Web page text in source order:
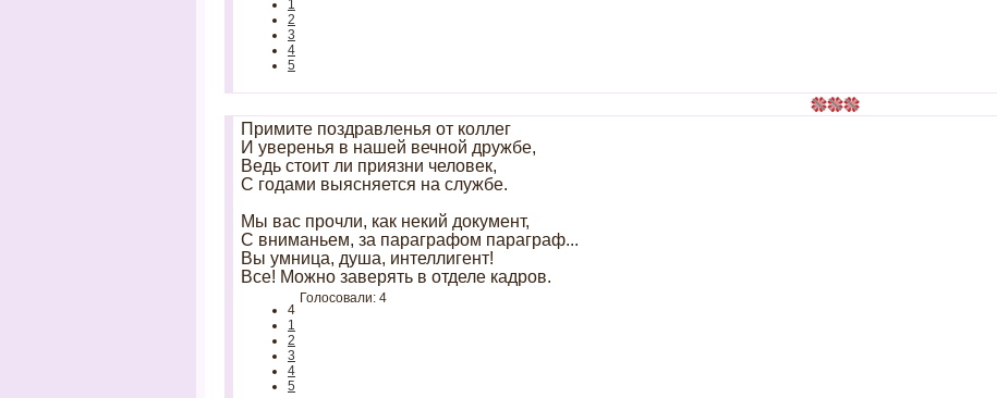
1
2
3
4
5
Примите поздравленья от коллег
И уверенья в нашей вечной дружбе,
Ведь стоит ли приязни человек,
С годами выясняется на службе.
Мы вас прочли, как некий документ,
С вниманьем, за параграфом параграф...
Вы умница, душа, интеллигент!
Все! Можно заверять в отделе кадров.
4
1
2
3
4
5
Голосовали: 4